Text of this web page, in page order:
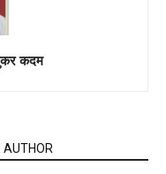
कदम
AUTHOR